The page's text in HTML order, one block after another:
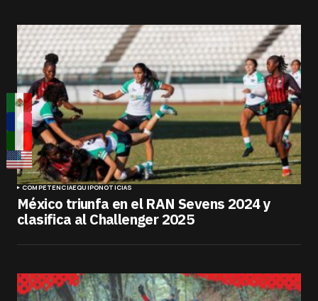
COMPETENCIAEQUIPONOTICIAS
México triunfa en el RAN Sevens 2024 y
clasifica al Challenger 2025